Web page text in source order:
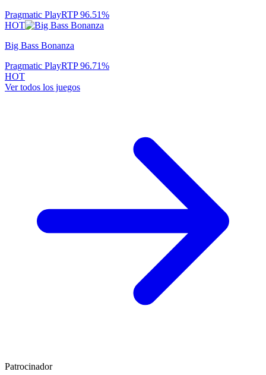
Pragmatic PlayRTP96.51%
HOT
Big Bass Bonanza
Pragmatic PlayRTP96.71%
HOT
Ver todos los juegos
Patrocinador